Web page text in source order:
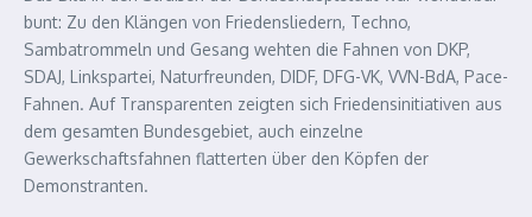
bunt: Zu den Klängen von Friedensliedern, Techno,
Sambatrommeln und Gesang wehten die Fahnen von DKP,
SDAJ, Linkspartei, Naturfreunden, DIDF, DFG-VK, VVN-BdA, Pace-
Fahnen. Auf Transparenten zeigten sich Friedensinitiativen aus
dem gesamten Bundesgebiet, auch einzelne
Gewerkschaftsfahnen flatterten über den Köpfen der
Demonstranten.